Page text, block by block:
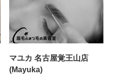
マユカ 名古屋覚王山店
(Mayuka)